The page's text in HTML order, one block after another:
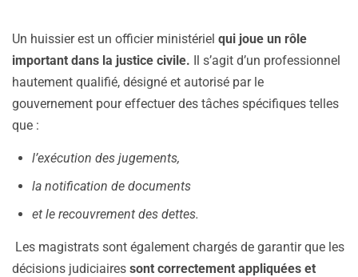
Un huissier est un officier ministériel qui joue un rôle
important dans la justice civile. Il s’agit d’un professionnel
hautement qualifié, désigné et autorisé par le
gouvernement pour effectuer des tâches spécifiques telles
que :
l’exécution des jugements,
la notification de documents
et le recouvrement des dettes.
Les magistrats sont également chargés de garantir que les
décisions judiciaires sont correctement appliquées et